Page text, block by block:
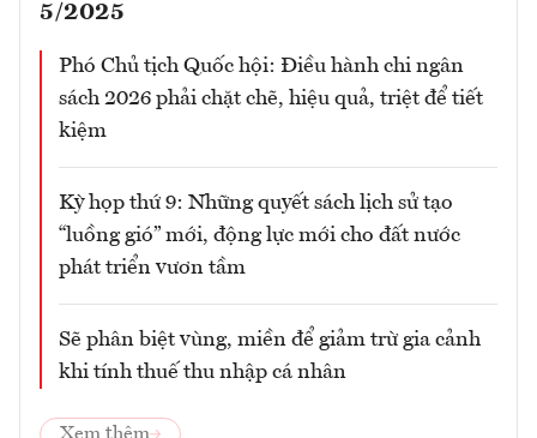
5/2025
Phó Chủ tịch Quốc hội: Điều hành chi ngân
sách 2026 phải chặt chẽ, hiệu quả, triệt để tiết
kiệm
Kỳ họp thứ 9: Những quyết sách lịch sử tạo
“luồng gió” mới, động lực mới cho đất nước
phát triển vươn tầm
Sẽ phân biệt vùng, miền để giảm trừ gia cảnh
khi tính thuế thu nhập cá nhân